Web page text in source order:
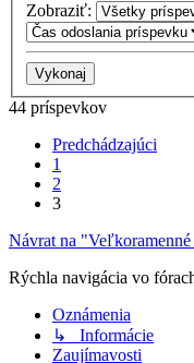
Zobraziť:
44 príspevkov
Predchádzajúci
1
2
3
Návrat na
Rýchla navigácia vo
Oznámenia
↳ Informácie
Zaujímavosti